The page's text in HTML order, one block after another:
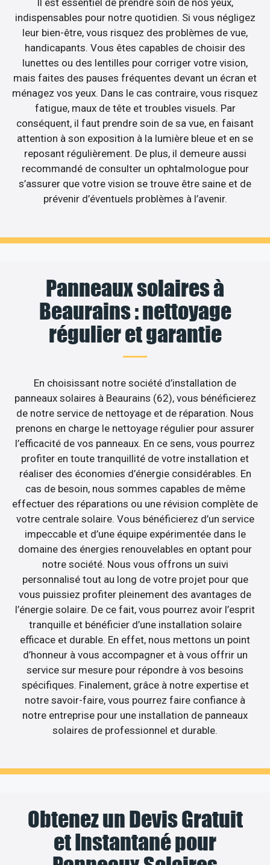
Il est essentiel de prendre soin de nos yeux,
indispensables pour notre quotidien. Si vous négligez
leur bien-être, vous risquez des problèmes de vue,
handicapants. Vous êtes capables de choisir des
lunettes ou des lentilles pour corriger votre vision,
mais faites des pauses fréquentes devant un écran et
ménagez vos yeux. Dans le cas contraire, vous risquez
fatigue, maux de tête et troubles visuels. Par
conséquent, il faut prendre soin de sa vue, en faisant
attention à son exposition à la lumière bleue et en se
reposant régulièrement. De plus, il demeure aussi
recommandé de consulter un ophtalmologue pour
s’assurer que votre vision se trouve être saine et de
prévenir d’éventuels problèmes à l’avenir.
Panneaux solaires à
Beaurains : nettoyage
régulier et garantie
En choisissant notre société d’installation de
panneaux solaires à Beaurains (62), vous bénéficierez
de notre service de nettoyage et de réparation. Nous
prenons en charge le nettoyage régulier pour assurer
l’efficacité de vos panneaux. En ce sens, vous pourrez
profiter en toute tranquillité de votre installation et
réaliser des économies d’énergie considérables. En
cas de besoin, nous sommes capables de même
effectuer des réparations ou une révision complète de
votre centrale solaire. Vous bénéficierez d’un service
impeccable et d’une équipe expérimentée dans le
domaine des énergies renouvelables en optant pour
notre société. Nous vous offrons un suivi
personnalisé tout au long de votre projet pour que
vous puissiez profiter pleinement des avantages de
l’énergie solaire. De ce fait, vous pourrez avoir l’esprit
tranquille et bénéficier d’une installation solaire
efficace et durable. En effet, nous mettons un point
d’honneur à vous accompagner et à vous offrir un
service sur mesure pour répondre à vos besoins
spécifiques. Finalement, grâce à notre expertise et
notre savoir-faire, vous pourrez faire confiance à
notre entreprise pour une installation de panneaux
solaires de professionnel et durable.
Obtenez un Devis Gratuit
et Instantané pour